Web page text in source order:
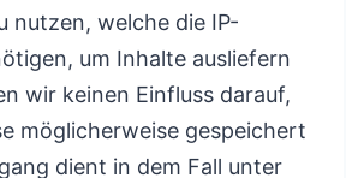
nutzen, welche die IP-
um Inhalte ausliefern
wir keinen Einfluss darauf,
möglicherweise gespeichert
dient in dem Fall unter